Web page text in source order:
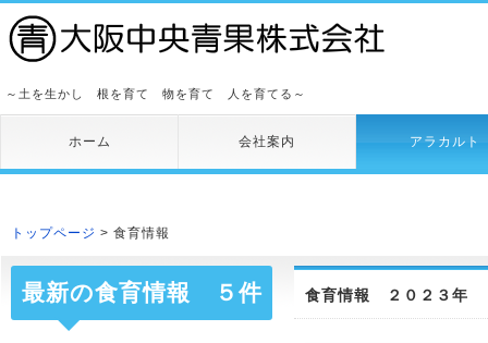
～土を生かし 根を育て 物を育て 人を育てる～
ホーム 会社案内 アラカルト
トップページ > 食育情報
食育情報 ２０２３年
最新の食育情報 ５件